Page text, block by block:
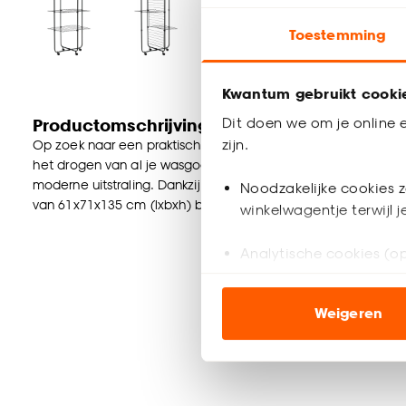
Toestemming
Kwantum gebruikt
Dit doen we om je online
zijn.
Noodzakelijke cookies
winkelwagentje terwijl
Analytische cookies
ook buiten de
Klik op ‘Ja, alles
noodzakelijke cookies
Weigeren
Productomschrijving
Op zoek naar een praktisch en ruimtebesparend droogrek?
het drogen van al je wasgoed. Het droogrek is gemaakt
moderne uitstraling. Dankzij de handige wieltjes verplaats
van 61x71x135 cm (lxbxh) biedt deze droogtoren volop